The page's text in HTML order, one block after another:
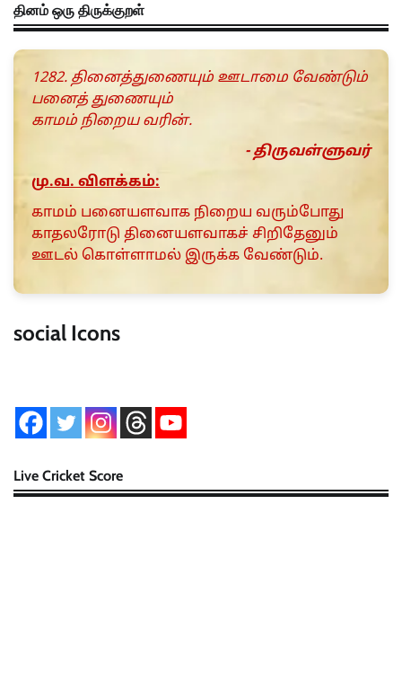
தினம் ஒரு திருக்குறள்
1282. தினைத்துணையும் ஊடாமை வேண்டும்
பனைத் துணையும்
காமம் நிறைய வரின்.
- திருவள்ளுவர்
மு.வ. விளக்கம்:
காமம் பனையளவாக நிறைய வரும்போது
காதலரோடு தினையளவாகச் சிறிதேனும்
ஊடல் கொள்ளாமல் இருக்க வேண்டும்.
social Icons
Live Cricket Score